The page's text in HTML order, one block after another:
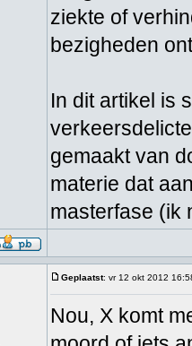
ziekte of
bezigheden
In dit artikel is
gemaakt van
materie dat
masterfase (ik
Geplaatst: vr 12 okt 2012
Nou, X komt